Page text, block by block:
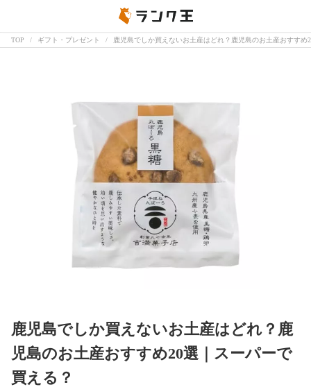
TOP ギフト・プレゼント 鹿児島でしか買えないお土産はどれ？鹿児島のお土産おすすめ
鹿児島でしか買えないお土産はどれ？鹿
児島のお土産おすすめ20選｜スーパーで
買える？